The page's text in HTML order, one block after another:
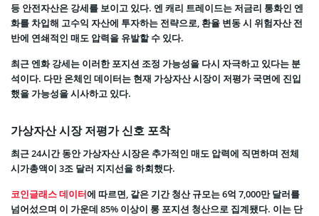
등 안전자산은 강세를 보이고 있다. 엔 캐리 트레이드는 저금리 통화인 엔
화를 차입해 고수익 자산에 투자하는 전략으로, 환율 변동 시 위험자산 전
반에 연쇄적인 매도 압력을 유발할 수 있다.
최근 엔화 강세는 이러한 포지션 조정 가능성을 다시 자극하고 있다는 분
석이다. 다만 온체인 데이터는 현재 가상자산 시장이 저평가 국면에 진입
했을 가능성을 시사하고 있다.
가상자산 시장 저평가 신호 포착
최근 24시간 동안 가상자산 시장은 추가적인 매도 압력에 직면하며 전체
시가총액이 3조 달러 지지선을 하회했다.
코인글래스 데이터에 따르면, 같은 기간 청산 규모는 6억 7,000만 달러를
넘어섰으며 이 가운데 85% 이상이 롱 포지션 청산으로 집계됐다. 이는 단